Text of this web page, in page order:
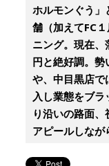
ホルモンぐう」
舗（加えてFC
ニング。現在
円と絶好調。勢
や、中目黒店で
入し業態をブ
り沿いの路面
アピールしなが